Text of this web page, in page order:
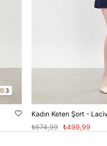
3
Kadın Keten Şort -
₺499,99
₺674,99